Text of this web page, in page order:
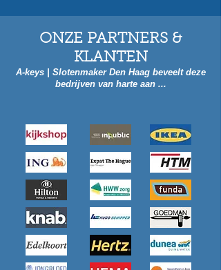
ONZE PARTNERS &
KLANTEN
A-keys | Slotenmaker Den Haag beveelt deze
bedrijven van harte aan ...